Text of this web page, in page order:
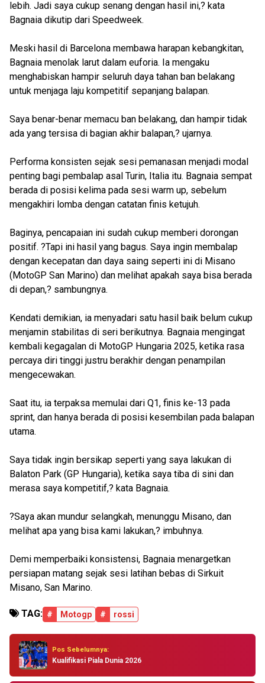
lebih. Jadi saya cukup senang dengan hasil ini,? kata
Bagnaia dikutip dari Speedweek.
Meski hasil di Barcelona membawa harapan kebangkitan,
Bagnaia menolak larut dalam euforia. Ia mengaku
menghabiskan hampir seluruh daya tahan ban belakang
untuk menjaga laju kompetitif sepanjang balapan.
Saya benar-benar memacu ban belakang, dan hampir tidak
ada yang tersisa di bagian akhir balapan,? ujarnya.
Performa konsisten sejak sesi pemanasan menjadi modal
penting bagi pembalap asal Turin, Italia itu. Bagnaia sempat
berada di posisi kelima pada sesi warm up, sebelum
mengakhiri lomba dengan catatan finis ketujuh.
Baginya, pencapaian ini sudah cukup memberi dorongan
positif. ?Tapi ini hasil yang bagus. Saya ingin membalap
dengan kecepatan dan daya saing seperti ini di Misano
(MotoGP San Marino) dan melihat apakah saya bisa berada
di depan,? sambungnya.
Kendati demikian, ia menyadari satu hasil baik belum cukup
menjamin stabilitas di seri berikutnya. Bagnaia mengingat
kembali kegagalan di MotoGP Hungaria 2025, ketika rasa
percaya diri tinggi justru berakhir dengan penampilan
mengecewakan.
Saat itu, ia terpaksa memulai dari Q1, finis ke-13 pada
sprint, dan hanya berada di posisi kesembilan pada balapan
utama.
Saya tidak ingin bersikap seperti yang saya lakukan di
Balaton Park (GP Hungaria), ketika saya tiba di sini dan
merasa saya kompetitif,? kata Bagnaia.
?Saya akan mundur selangkah, menunggu Misano, dan
melihat apa yang bisa kami lakukan,? imbuhnya.
Demi memperbaiki konsistensi, Bagnaia menargetkan
persiapan matang sejak sesi latihan bebas di Sirkuit
Misano, San Marino.
TAG: # Motogp # rossi
Pos Sebelumnya:
Kualifikasi Piala Dunia 2026